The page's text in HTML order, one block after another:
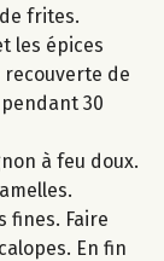
frites.
les épices
recouverte de
30
à feu doux.
fines. Faire
En fin